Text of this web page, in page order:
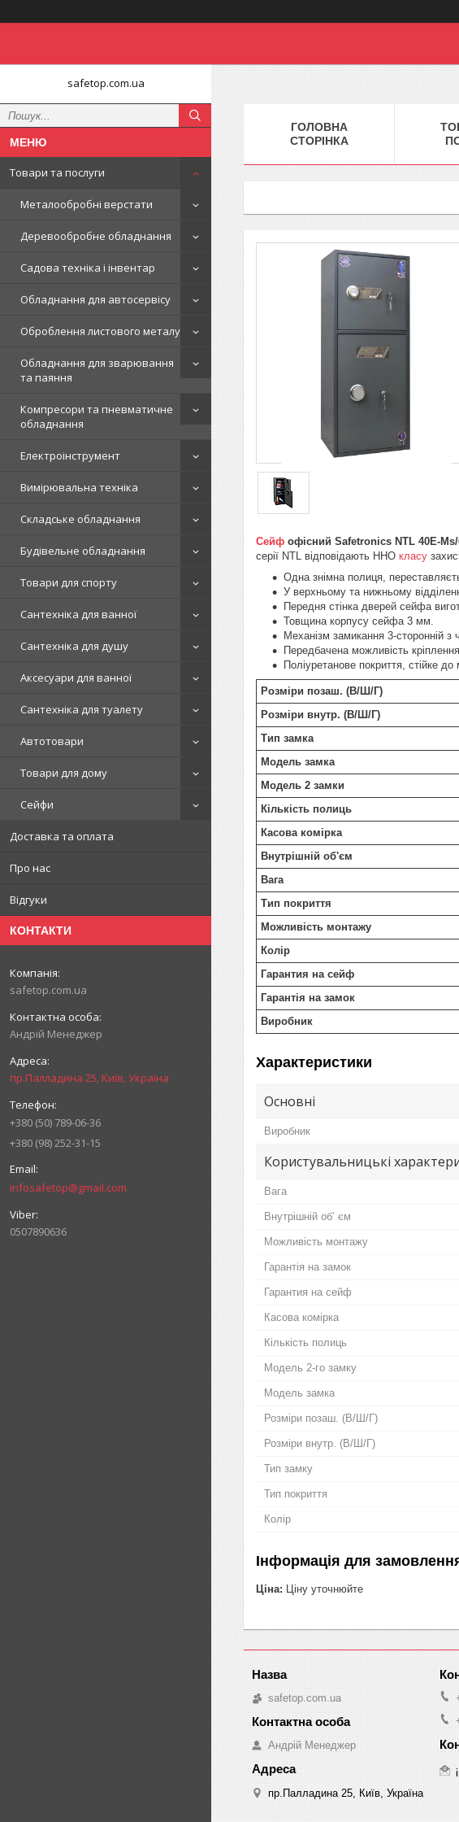
safetop.com.ua
Товари та послуги
Металообробні верстати
Деревообробне обладнання
Садова техніка і інвентар
Обладнання для автосервісу
Оброблення листового металу
Обладнання для зварювання
та паяння
Компресори та пневматичне
обладнання
Електроінструмент
Вимірювальна техніка
Складське обладнання
Будівельне обладнання
Товари для спорту
Сантехніка для ванної
Сантехніка для душу
Аксесуари для ванної
Сантехніка для туалету
Автотовари
Товари для дому
Сейфи
Доставка та оплата
Про нас
Відгуки
КОНТАКТИ
safetop.com.ua
Андрій Менеджер
пр.Палладина 25, Київ, Україна
+380 (50) 789-06-36
+380 (98) 252-31-15
infosafetop@gmail.com
0507890636
ГОЛОВНА
СТОРІНКА
Сейф офісний Safetronics NTL 40E-
серії NTL відповідають ННО класу
Одна знімна полиця,
У верхньому та нижньому
Передня стінка дверей сейфа
Товщина корпусу сейфа 3 мм.
Механізм замикання 3-сторонній
Передбачена можливість
Поліуретанове покриття, стійке
Розміри позаш. (В/Ш/Г)
Розміри внутр. (В/Ш/Г)
Тип замка
Модель замка
Модель 2 замки
Кількість полиць
Касова комірка
Внутрішній об'єм
Вага
Тип покриття
Можливість монтажу
Колір
Гарантия на сейф
Гарантія на замок
Виробник
Характеристики
Основні
Виробник
Користувальницькі
Вага
Внутрішній об’ єм
Можливість монтажу
Гарантія на замок
Гарантия на сейф
Касова комірка
Кількість полиць
Модель 2-го замку
Модель замка
Розміри позаш. (В/Ш/Г)
Розміри внутр. (В/Ш/Г)
Тип замку
Тип покриття
Колір
Інформація для
Ціна: Ціну уточнюйте
safetop.com.ua
Андрій Менеджер
пр.Палладина 25, Київ, Україна